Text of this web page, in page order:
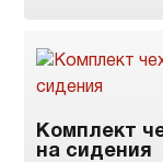
Комплект
на сидения